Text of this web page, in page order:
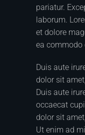
pariatur.
laborum.
et dolore
ea commodo
Duis aute
dolor sit
Duis aute
occaecat
dolor sit
Ut enim ad